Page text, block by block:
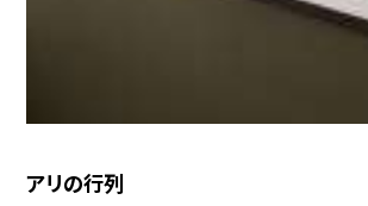
アリの行列